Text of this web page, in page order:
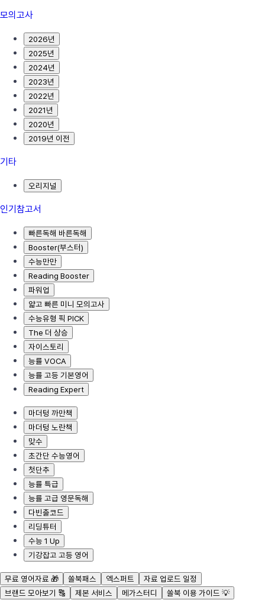
모의고사
2026년
2025년
2024년
2023년
2022년
2021년
2020년
2019년 이전
기타
오리지널
인기참고서
빠른독해 바른독해
Booster(부스터)
수능만만
Reading Booster
파워업
얇고 빠른 미니 모의고사
수능유형 픽 PICK
The 더 상승
자이스토리
능률 VOCA
능률 고등 기본영어
Reading Expert
마더텅 까만책
마더텅 노란책
맞수
초간단 수능영어
첫단추
능률 특급
능률 고급 영문독해
다빈출코드
리딩튜터
수능 1 Up
기강잡고 고등 영어
무료 영어자료 🎁 쏠북패스 엑스퍼트
자료 업로드 일정
브랜드 모아보기 🔠
제본 서비스 메가스터디 쏠북 이용 가이드 💡